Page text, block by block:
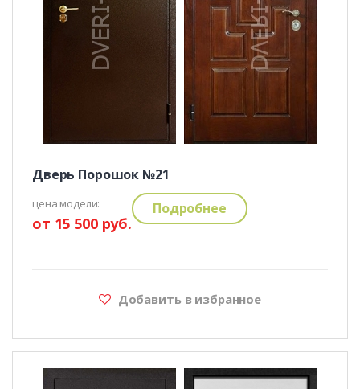
Дверь Порошок №21
цена модели:
от 15 500 руб.
Подробнее
Добавить в избранное